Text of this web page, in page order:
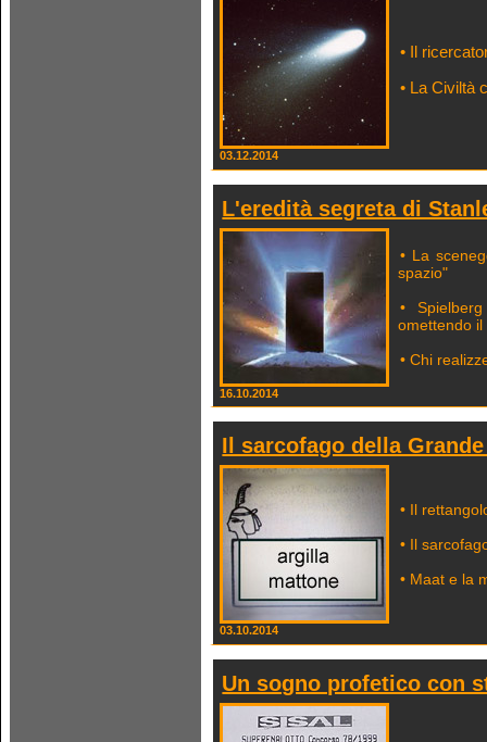
• Il
• La Civiltà
03.12.2014
L'eredità segreta di
• La
spazio"
•
omettendo il
• Chi
16.10.2014
Il sarcofago della
• Il
• Il
• Maat e la
03.10.2014
Un sogno profetico con